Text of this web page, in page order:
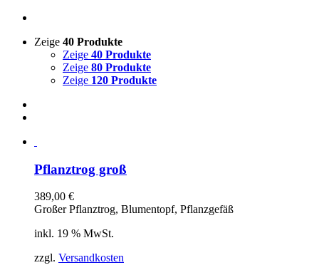
Zeige 40 Produkte
Zeige 40 Produkte
Zeige 80 Produkte
Zeige 120 Produkte
Pflanztrog groß
389,00 €
Großer Pflanztrog, Blumentopf, Pflanzgefäß
inkl. 19 % MwSt.
zzgl. Versandkosten